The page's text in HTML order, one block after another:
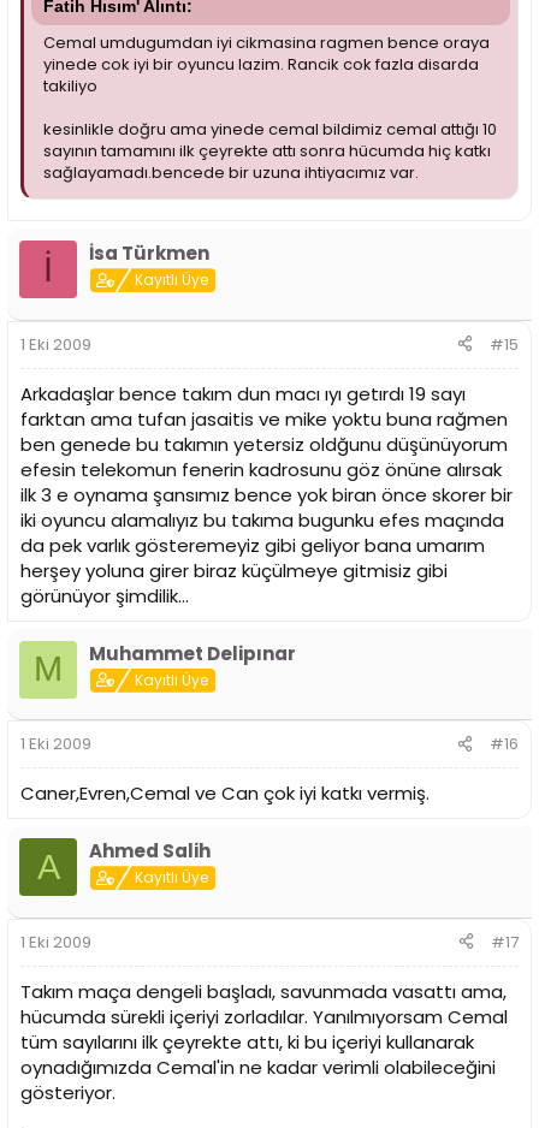
Fatih Hısım' Alıntı:
Cemal umdugumdan iyi cikmasina ragmen bence oraya
yinede cok iyi bir oyuncu lazim. Rancik cok fazla disarda
takiliyo
kesinlikle doğru ama yinede cemal bildimiz cemal attığı 10
sayının tamamını ilk çeyrekte attı sonra hücumda hiç katkı
sağlayamadı.bencede bir uzuna ihtiyacımız var.
İ İsa Türkmen
Kayıtlı Üye
1 Eki 2009 #15
Arkadaşlar bence takım dun macı ıyı getırdı 19 sayı
farktan ama tufan jasaitis ve mike yoktu buna rağmen
ben genede bu takımın yetersiz oldğunu düşünüyorum
efesin telekomun fenerin kadrosunu göz önüne alırsak
ilk 3 e oynama şansımız bence yok biran önce skorer bir
iki oyuncu alamalıyız bu takıma bugunku efes maçında
da pek varlık gösteremeyiz gibi geliyor bana umarım
herşey yoluna girer biraz küçülmeye gitmisiz gibi
görünüyor şimdilik...
M Muhammet Delipınar
Kayıtlı Üye
1 Eki 2009 #16
Caner,Evren,Cemal ve Can çok iyi katkı vermiş.
A Ahmed Salih
Kayıtlı Üye
1 Eki 2009 #17
Takım maça dengeli başladı, savunmada vasattı ama,
hücumda sürekli içeriyi zorladılar. Yanılmıyorsam Cemal
tüm sayılarını ilk çeyrekte attı, ki bu içeriyi kullanarak
oynadığımızda Cemal'in ne kadar verimli olabileceğini
gösteriyor.